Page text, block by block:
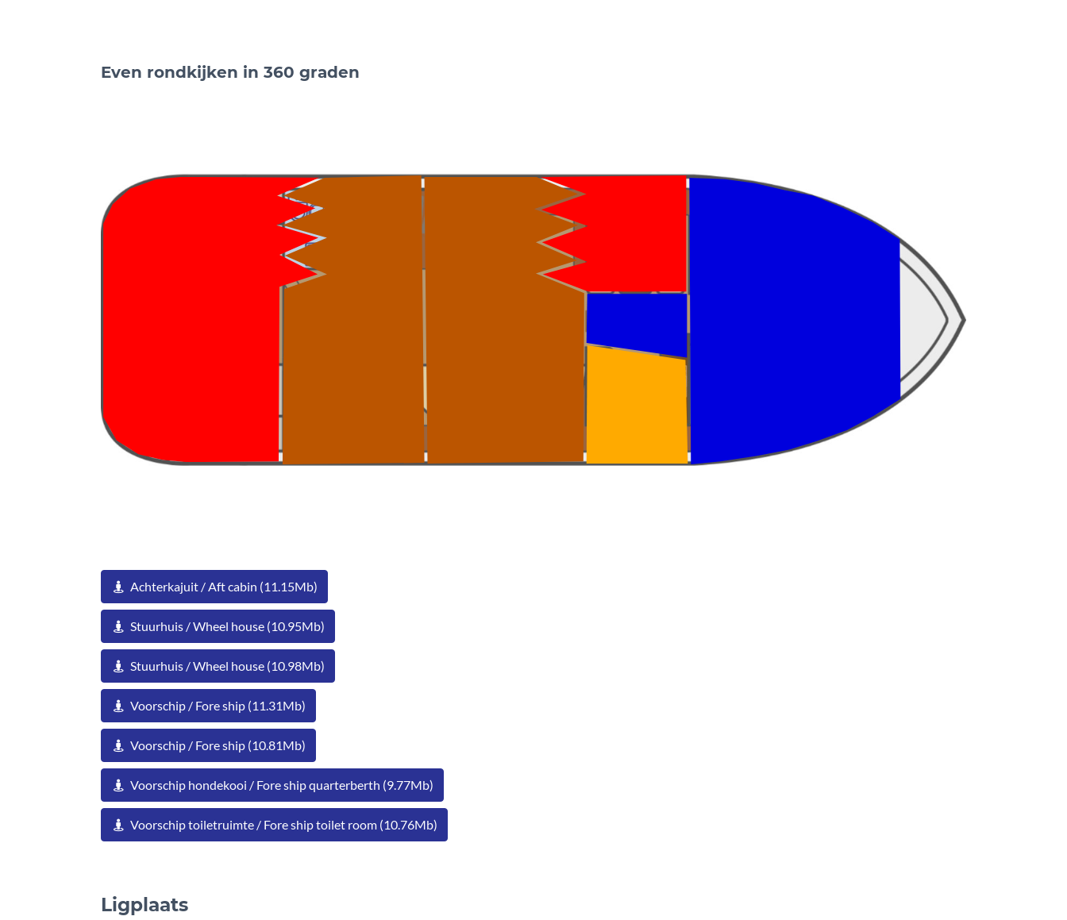
Even rondkijken in 360 graden
Achterkajuit / Aft cabin (11.15Mb)
Stuurhuis / Wheel house (10.95Mb)
Stuurhuis / Wheel house (10.98Mb)
Voorschip / Fore ship (11.31Mb)
Voorschip / Fore ship (10.81Mb)
Voorschip hondekooi / Fore ship quarterberth (9.77Mb)
Voorschip toiletruimte / Fore ship toilet room (10.76Mb)
Ligplaats